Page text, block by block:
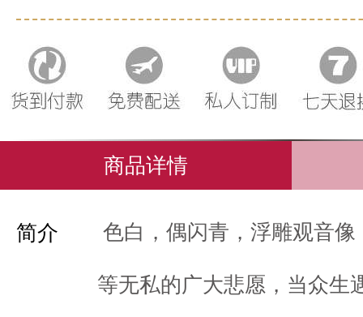
商品详情
简介 色白，偶闪青，浮雕观音
等无私的广大悲愿，当众生